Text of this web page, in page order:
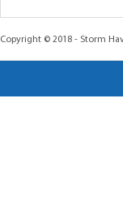
Copyright © 2018 - Storm